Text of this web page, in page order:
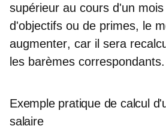
supérieur au cours d'un
d'objectifs ou de primes, le
augmenter, car il sera
les barèmes correspondants.
Exemple pratique de calcul
salaire